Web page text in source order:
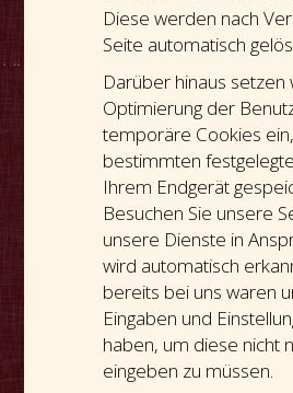
Diese werden nach
Seite automatisch
Darüber hinaus setzen
Optimierung der
temporäre Cookies
bestimmten
Ihrem Endgerät
Besuchen Sie unsere
unsere Dienste in
wird automatisch
bereits bei uns waren
Eingaben und
haben, um diese nicht
eingeben zu müssen.